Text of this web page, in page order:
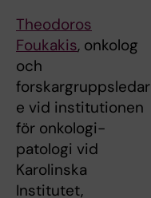
Theodoros
Foukakis, onkolog
och
forskargruppsledar
e vid institutionen
för onkologi-
patologi vid
Karolinska
Institutet,